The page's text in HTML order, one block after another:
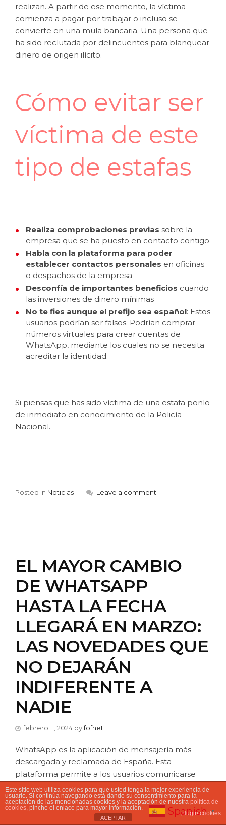
realizan. A partir de ese momento, la víctima
comienza a pagar por trabajar o incluso se
convierte en una mula bancaria. Una persona que
ha sido reclutada por delincuentes para blanquear
dinero de origen ilícito.
Cómo evitar ser
víctima de este
tipo de estafas
Realiza comprobaciones previas sobre la
empresa que se ha puesto en contacto contigo
Habla con la plataforma para poder
establecer contactos personales en oficinas
o despachos de la empresa
Desconfía de importantes beneficios cuando
las inversiones de dinero mínimas
No te fies aunque el prefijo sea español: Estos
usuarios podrían ser falsos. Podrían comprar
números virtuales para crear cuentas de
WhatsApp, mediante los cuales no se necesita
acreditar la identidad.
Si piensas que has sido víctima de una estafa ponlo
de inmediato en conocimiento de la Policía
Nacional.
Posted in Noticias Leave a comment
EL MAYOR CAMBIO
DE WHATSAPP
HASTA LA FECHA
LLEGARÁ EN MARZO:
LAS NOVEDADES QUE
NO DEJARÁN
INDIFERENTE A
NADIE
febrero 11, 2024 byfofnet
WhatsApp es la aplicación de mensajería más
descargada y reclamada de España. Esta
plataforma permite a los usuarios comunicarse
con cualquiera a través de mensajes, notas de voz,
gifs o videollamadas.
La App sigue evolucionando y en las próximas
Este sitio web utiliza cookies para que usted tenga la mejor experiencia de
usuario. Si continúa navegando está dando su consentimiento para la
aceptación de las mencionadas cookies y la aceptación de nuestra política de
cookies, pinche el enlace para mayor información.
plugin cookies
ACEPTAR
Spanish ▼